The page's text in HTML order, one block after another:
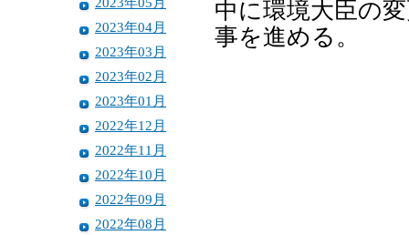
2023年04月
2023年03月
2023年02月
2023年01月
2022年12月
2022年11月
2022年10月
2022年09月
2022年08月
中に環境大臣の
事を進める。